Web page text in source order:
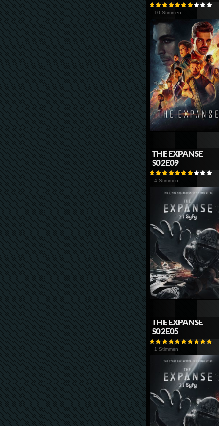
10 Stimmen
THE EXPANSE
S02E09
4 Stimmen
THE EXPANSE
S02E05
1 Stimmen